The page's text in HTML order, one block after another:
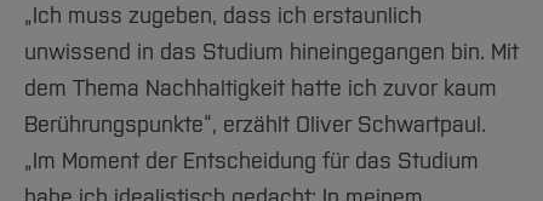
„Ich muss zugeben, dass ich erstaunlich
unwissend in das Studium hineingegangen bin. Mit
dem Thema Nachhaltigkeit hatte ich zuvor kaum
Berührungspunkte“, erzählt Oliver Schwartpaul.
„Im Moment der Entscheidung für das Studium